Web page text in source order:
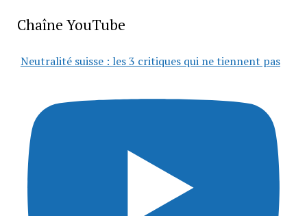
Chaîne YouTube
Neutralité suisse : les 3 critiques qui ne tiennent pas